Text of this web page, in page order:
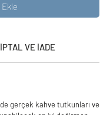
İPTAL VE İADE
gerçek kahve tutkunları ve